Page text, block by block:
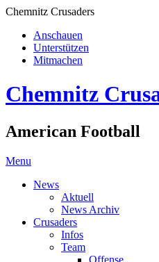
Chemnitz Crusaders
Anschauen
Unterstützen
Mitmachen
Chemnitz
American Football
Menu
News
Aktuell
News Archiv
Crusaders
Infos
Team
Offense